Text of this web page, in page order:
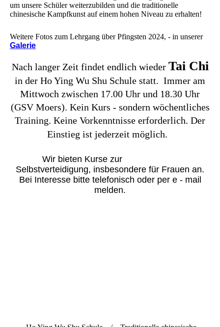
um unsere Schüler weiterzubilden und die traditionelle
chinesische Kampfkunst auf einem hohen Niveau zu erhalten!
Weitere Fotos zum Lehrgang über Pfingsten 2024, - in unserer
Galerie
Nach langer Zeit findet endlich wieder Tai Chi
in der Ho Ying Wu Shu Schule statt. Immer am
Mittwoch zwischen 17.00 Uhr und 18.30 Uhr
(GSV Moers). Kein Kurs - sondern wöchentliches
Training. Keine Vorkenntnisse erforderlich. Der
Einstieg ist jederzeit möglich.
Wir bieten Kurse zur
Selbstverteidigung, insbesondere für Frauen an.
Bei Interesse bitte telefonisch oder per e - mail
melden.